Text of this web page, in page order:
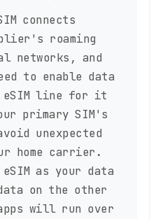
connects
roaming
networks, and
to enable data
eSIM line for it
primary SIM's
unexpected
home carrier.
as your data
on the other
will run over